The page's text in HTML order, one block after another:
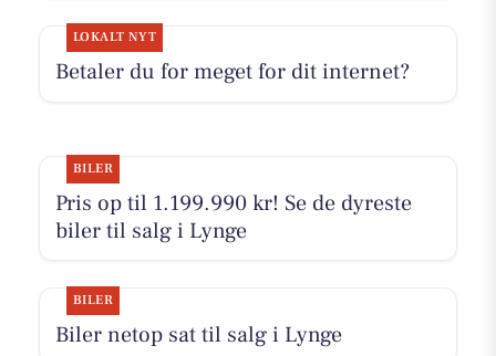
LOKALT NYT
Betaler du for meget for dit internet?
BILER
Pris op til 1.199.990 kr! Se de dyreste
biler til salg i Lynge
BILER
Biler netop sat til salg i Lynge